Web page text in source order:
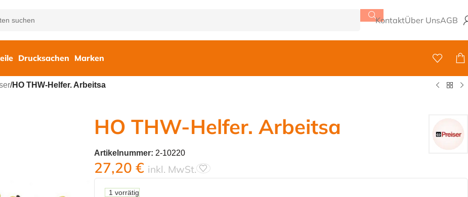
KontaktÜber UnsAGB
Drucksachen Marken
/HO THW-Helfer. Arbeitsa
HO THW-Helfer. Arbeitsa
Artikelnummer: 2-10220
27,20 € inkl. MwSt.
1 vorrätig